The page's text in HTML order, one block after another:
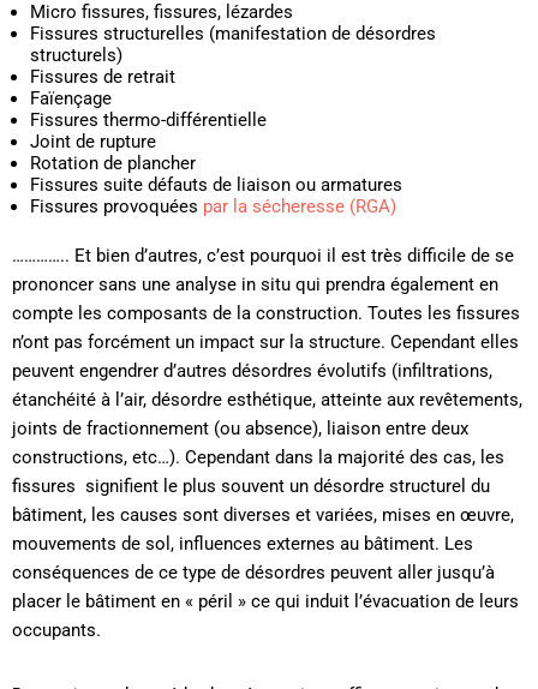
Micro fissures, fissures, lézardes
Fissures structurelles (manifestation de désordres
structurels)
Fissures de retrait
Faïençage
Fissures thermo-différentielle
Joint de rupture
Rotation de plancher
Fissures suite défauts de liaison ou armatures
Fissures provoquées par la sécheresse (RGA)
………….. Et bien d’autres, c’est pourquoi il est très difficile de se
prononcer sans une analyse in situ qui prendra également en
compte les composants de la construction. Toutes les fissures
n’ont pas forcément un impact sur la structure. Cependant elles
peuvent engendrer d’autres désordres évolutifs (infiltrations,
étanchéité à l’air, désordre esthétique, atteinte aux revêtements,
joints de fractionnement (ou absence), liaison entre deux
constructions, etc…). Cependant dans la majorité des cas, les
fissures signifient le plus souvent un désordre structurel du
bâtiment, les causes sont diverses et variées, mises en œuvre,
mouvements de sol, influences externes au bâtiment. Les
conséquences de ce type de désordres peuvent aller jusqu’à
placer le bâtiment en « péril » ce qui induit l’évacuation de leurs
occupants.